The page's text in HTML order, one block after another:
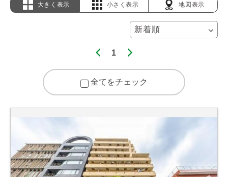
大きく表示 小さく表示 地図表示
1
全てをチェック